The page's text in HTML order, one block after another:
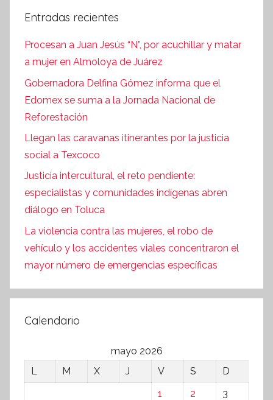
Entradas recientes
Procesan a Juan Jesús “N”, por acuchillar y matar
a mujer en Almoloya de Juárez
Gobernadora Delfina Gómez informa que el
Edomex se suma a la Jornada Nacional de
Reforestación
Llegan las caravanas itinerantes por la justicia
social a Texcoco
Justicia intercultural, el reto pendiente:
especialistas y comunidades indígenas abren
diálogo en Toluca
La violencia contra las mujeres, el robo de
vehículo y los accidentes viales concentraron el
mayor número de emergencias específicas
Calendario
mayo 2026
L
M X J V S
D
1
2
3